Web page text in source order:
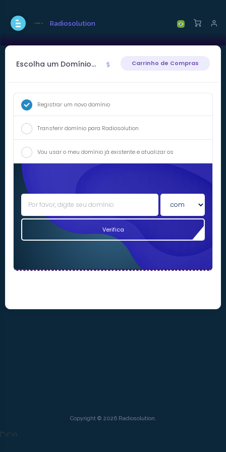
Radiosolution
Escolha um Domínio... Carrinho de Compras
Registrar um novo domínio
Transferir domínio para Radiosolution
Vou usar o meu domínio já existente e atualizar os
namerservers - DNS
Verifica
Copyright © 2026 Radiosolution.
["\r\n